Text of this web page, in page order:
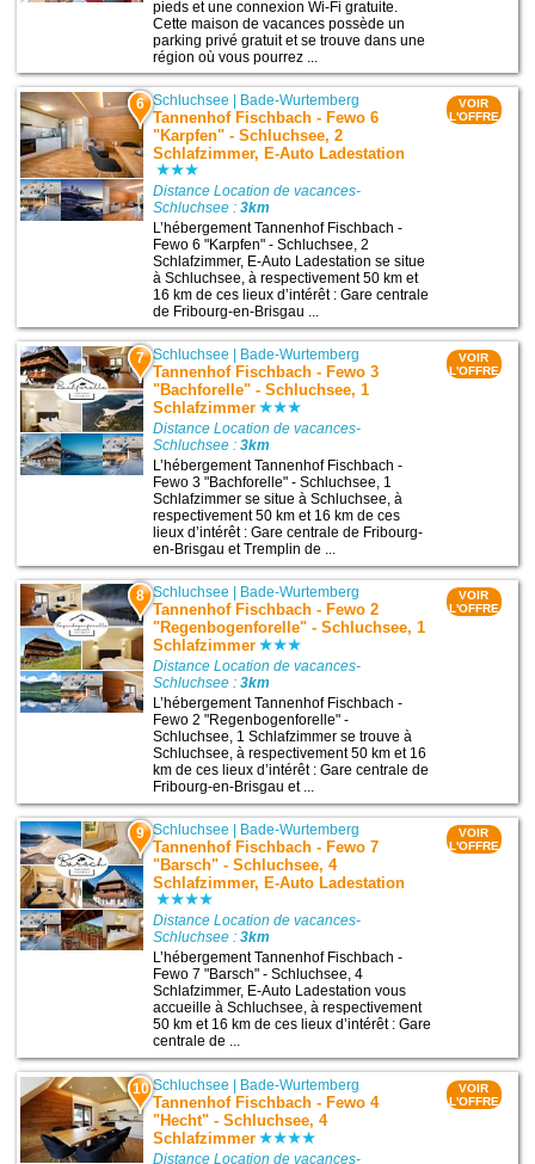
pieds et une connexion Wi-Fi gratuite.
Cette maison de vacances possède un
parking privé gratuit et se trouve dans une
région où vous pourrez ...
6 Schluchsee | Bade-Wurtemberg
Tannenhof Fischbach - Fewo 6
"Karpfen" - Schluchsee, 2
Schlafzimmer, E-Auto Ladestation
Distance Location de vacances-
Schluchsee :3km
L’hébergement Tannenhof Fischbach -
Fewo 6 "Karpfen" - Schluchsee, 2
Schlafzimmer, E-Auto Ladestation se situe
à Schluchsee, à respectivement 50 km et
16 km de ces lieux d’intérêt : Gare centrale
de Fribourg-en-Brisgau ...
VOIR
L'OFFRE
7 Schluchsee Bade-Wurtemberg
Tannenhof Fischbach - Fewo 3
"Bachforelle" - Schluchsee, 1
Schlafzimmer
Distance Location de vacances-
Schluchsee :3km
L’hébergement Tannenhof Fischbach -
Fewo 3 "Bachforelle" - Schluchsee, 1
Schlafzimmer se situe à Schluchsee, à
respectivement 50 km et 16 km de ces
lieux d’intérêt : Gare centrale de Fribourg-
en-Brisgau et Tremplin de ...
VOIR
L'OFFRE
8 Schluchsee Bade-Wurtemberg
Tannenhof Fischbach - Fewo 2
"Regenbogenforelle" - Schluchsee, 1
Schlafzimmer
Distance Location de vacances-
Schluchsee :3km
L’hébergement Tannenhof Fischbach -
Fewo 2 "Regenbogenforelle" -
Schluchsee, 1 Schlafzimmer se trouve à
Schluchsee, à respectivement 50 km et 16
km de ces lieux d’intérêt : Gare centrale de
Fribourg-en-Brisgau et ...
VOIR
L'OFFRE
9 Schluchsee Bade-Wurtemberg
Tannenhof Fischbach - Fewo 7
"Barsch" - Schluchsee, 4
Schlafzimmer, E-Auto Ladestation
Distance Location de vacances-
Schluchsee :3km
L’hébergement Tannenhof Fischbach -
Fewo 7 "Barsch" - Schluchsee, 4
Schlafzimmer, E-Auto Ladestation vous
accueille à Schluchsee, à respectivement
50 km et 16 km de ces lieux d’intérêt : Gare
centrale de ...
VOIR
L'OFFRE
10 Schluchsee | Bade-Wurtemberg
Tannenhof Fischbach - Fewo 4
"Hecht" - Schluchsee, 4
Schlafzimmer
Distance Location de vacances-
VOIR
L'OFFRE